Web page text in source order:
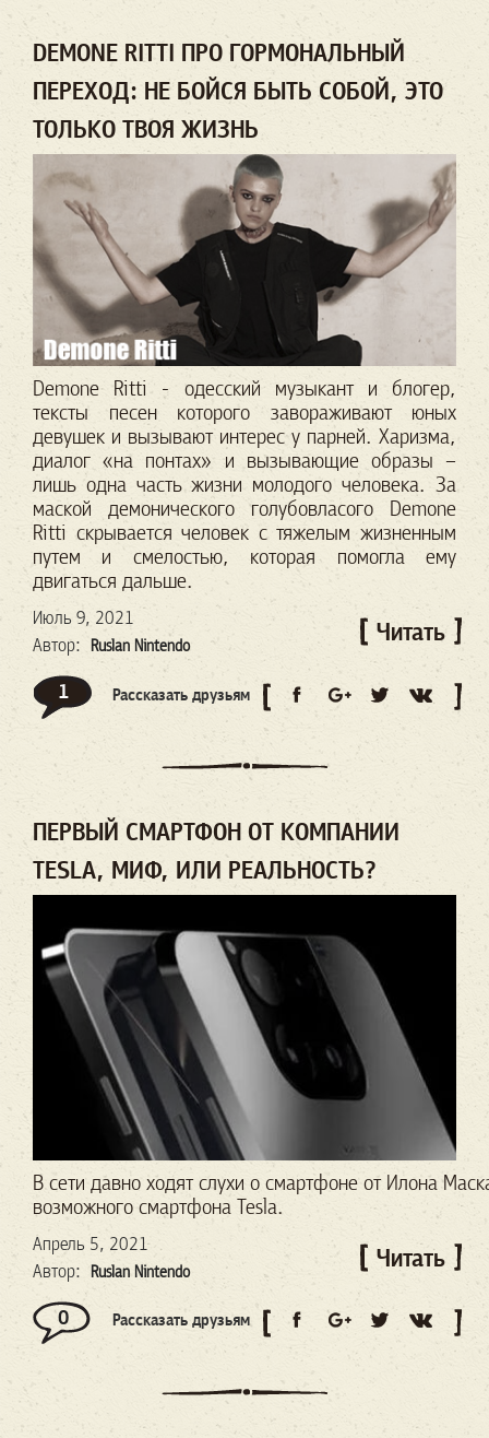
DEMONE RITTI ПРО ГОРМОНАЛЬНЫЙ
ПЕРЕХОД: НЕ БОЙСЯ БЫТЬ СОБОЙ, ЭТО
ТОЛЬКО ТВОЯ ЖИЗНЬ
Demone Ritti - одесский музыкант и блогер,
тексты песен которого завораживают юных
девушек и вызывают интерес у парней. Харизма,
диалог «на понтах» и вызывающие образы –
лишь одна часть жизни молодого человека. За
маской демонического голубовласого
Demone
Ritti скрывается человек с тяжелым жизненным
путем и смелостью, которая
помогла ему
двигаться дальше.
Июль 9, 2021
Автор:
Ruslan Nintendo Читать
1 Рассказать друзьям
ПЕРВЫЙ СМАРТФОН ОТ КОМПАНИИ
TESLA, МИФ, ИЛИ РЕАЛЬНОСТЬ?
В сети давно ходят слухи о смартфоне от Илона
возможного смартфона Tesla.
Апрель 5, 2021
Автор:
Ruslan Nintendo Читать
0 Рассказать друзьям